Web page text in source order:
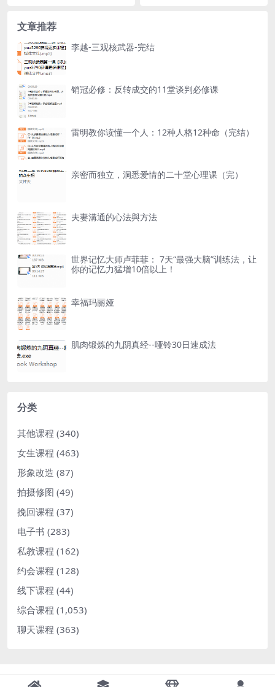
文章推荐
李越-三观核武器-完结
销冠必修：反转成交的11堂谈判必修课
雷明教你读懂一个人：12种人格12种命（完结）
亲密而独立，洞悉爱情的二十堂心理课（完）
夫妻溝通的心法與方法
世界记忆大师卢菲菲： 7天“最强大脑”训练法，让
你的记忆力猛增10倍以上！
幸福玛丽娅
肌肉锻炼的九阴真经--哑铃30日速成法
分类
其他课程 (340)
女生课程 (463)
形象改造 (87)
拍摄修图 (49)
挽回课程 (37)
电子书 (283)
私教课程 (162)
约会课程 (128)
线下课程 (44)
综合课程 (1,053)
聊天课程 (363)